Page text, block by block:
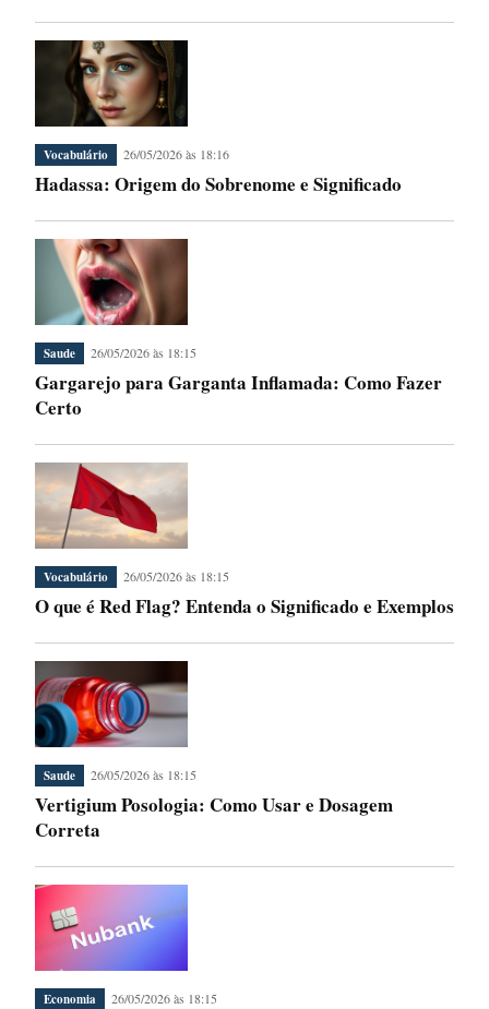
Vocabulário 26/05/2026 às 18:16
Hadassa: Origem do Sobrenome e Significado
Saude 26/05/2026 às 18:15
Gargarejo para Garganta Inflamada: Como Fazer
Certo
Vocabulário 26/05/2026 às 18:15
O que é Red Flag? Entenda o Significado e Exemplos
Saude 26/05/2026 às 18:15
Vertigium Posologia: Como Usar e Dosagem
Correta
Economia 26/05/2026 às 18:15